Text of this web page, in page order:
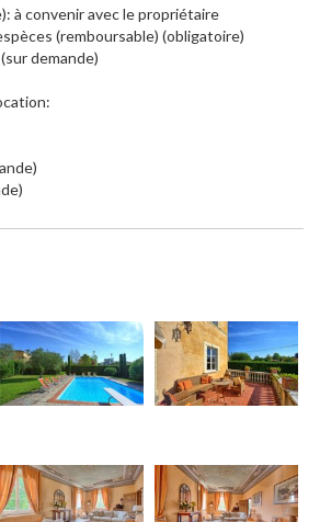
à convenir avec le propriétaire
(remboursable) (obligatoire)
demande)